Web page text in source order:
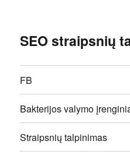
SEO straipsnių
FB
Bakterijos valymo
Straipsnių talpinimas